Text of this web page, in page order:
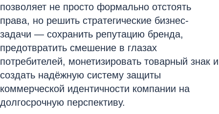
позволяет не просто формально отстоять
права, но решить стратегические бизнес-
задачи — сохранить репутацию бренда,
предотвратить смешение в глазах
потребителей, монетизировать товарный знак и
создать надёжную систему защиты
коммерческой идентичности компании на
долгосрочную перспективу.